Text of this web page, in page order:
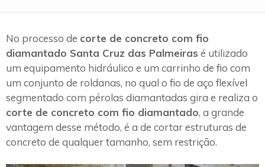
No processo de corte de concreto com fio
diamantado Santa Cruz das Palmeiras é utilizado
um equipamento hidráulico e um carrinho de fio com
um conjunto de roldanas, no qual o fio de aço flexível
segmentado com pérolas diamantadas gira e realiza o
corte de concreto com fio diamantado, a grande
vantagem desse método, é a de cortar estruturas de
concreto de qualquer tamanho, sem restrição.